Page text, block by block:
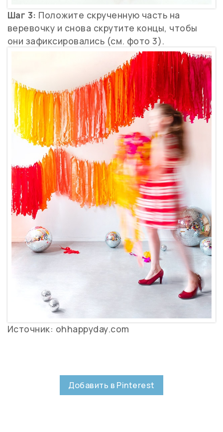
Шаг 3: Положите скрученную часть на
веревочку и снова скрутите концы, чтобы
они зафиксировались (см. фото 3).
Источник: ohhappyday.com
Добавить в Pinterest